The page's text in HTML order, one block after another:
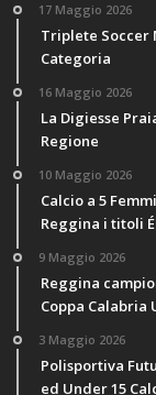
17 Maggio 2026
Triplete Soccer
Categoria
16 Maggio 2026
La Digiesse
Regione
10 Maggio 2026
Calcio a 5
Reggina i titoli
9 Maggio 2026
Reggina
Coppa Calabria
3 Maggio 2026
Polisportiva
ed Under 15